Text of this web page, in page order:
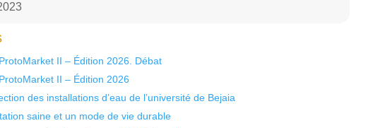
II – Édition 2026. Débat
II – Édition 2026
des installations d’eau de l’université de Bejaia
saine et un mode de vie durable